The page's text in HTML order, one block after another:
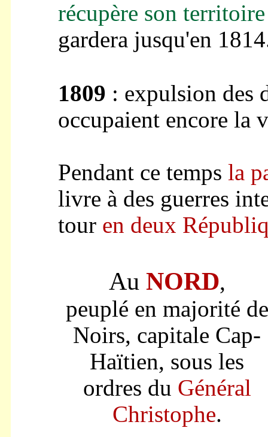
récupère son
gardera jusqu'en
1809 : expulsion des
occupaient encore la
Pendant ce temps la
livre à des guerres
tour en deux
Au NORD,
peuplé en majorité de
Noirs, capitale Cap-
Haïtien, sous les
ordres du Général
Christophe.